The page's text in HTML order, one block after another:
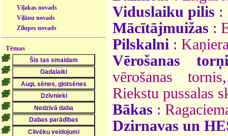
Viļakas novads
Viļānu novads
Zilupes novads
Tēmas
Viduslaiku pilis :
Mācītājmuižas :
Pilskalni :
Vērošanas torņi
vērošanas tornis
Riekstu pussalas
Bākas :
Dzirnavas un